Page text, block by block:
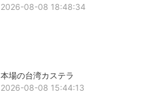
2026-08-08 18:48:34
本場の台湾カステラ
2026-08-08 15:44:13